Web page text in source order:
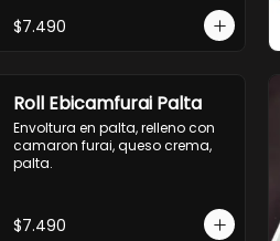
$7.490
Roll Ebicamfurai Palta
Envoltura en palta, relleno con
camaron furai, queso crema,
palta.
$7.490